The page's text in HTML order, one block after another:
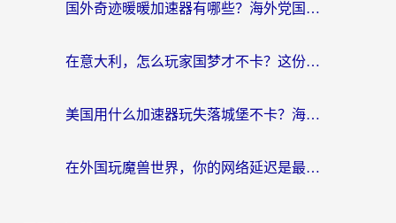
国外奇迹暖暖加速器有哪些？海外党国服游戏畅玩终极指南（附亲测推荐）
在意大利，怎么玩家国梦才不卡？这份终极加速指南请收好
美国用什么加速器玩失落城堡不卡？海外党亲测有效的国服游戏加速指南
在外国玩魔兽世界，你的网络延迟是最大的敌人